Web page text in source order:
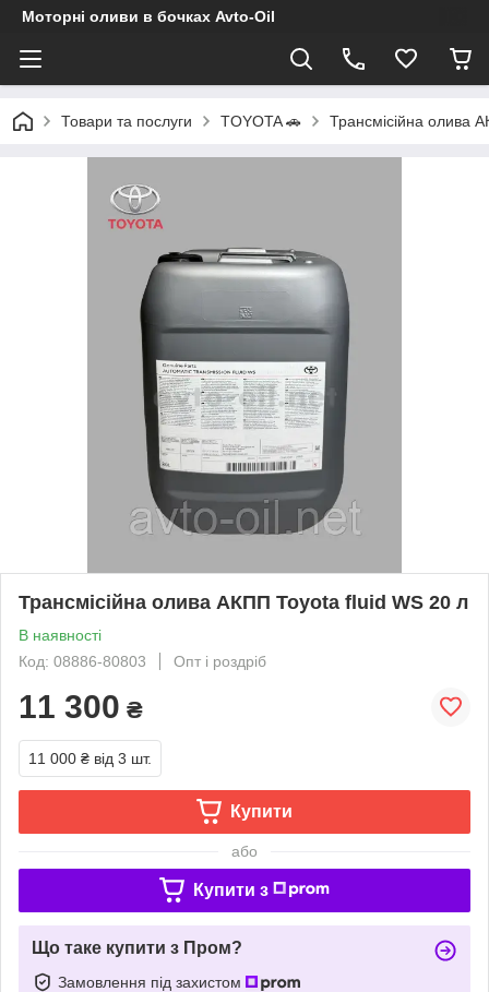
Моторні оливи в бочках Avto-Oil
Товари та послуги TOYOTA 🚗 Трансмісійна олива
Трансмісійна олива АКПП Toyota fluid WS 20 л
В наявності
Код: 08886-80803
Опт і роздріб
11 300 ₴
11 000 ₴ від 3 шт.
Купити
або
Купити з
Що таке купити з Пром?
Замовлення під захистом